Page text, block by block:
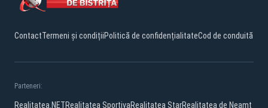
ContactTermeni și condițiiPolitică de confidențialitateCod de conduită
Parteneri:
Realitatea.NETRealitatea SportivaRealitatea StarRealitatea de Neamt